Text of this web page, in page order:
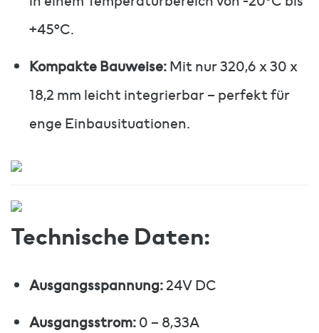
+45°C.
Kompakte Bauweise:Mit nur 320,6 x 30 x
18,2 mm leicht integrierbar – perfekt für
enge Einbausituationen.
Technische Daten:
Ausgangsspannung:24V DC
Ausgangsstrom:0 – 8,33A